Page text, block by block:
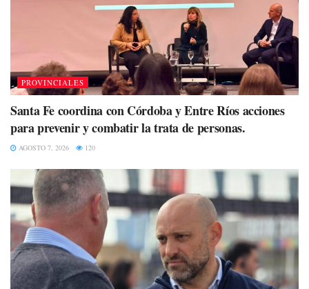
PROVINCIALES
Santa Fe coordina con Córdoba y Entre Ríos acciones
para prevenir y combatir la trata de personas.
AGOSTO 7, 2026 120